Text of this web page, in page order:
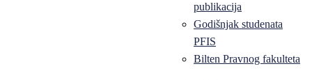
publikacija
Godišnjak studenata
PFIS
Bilten Pravnog fakulteta